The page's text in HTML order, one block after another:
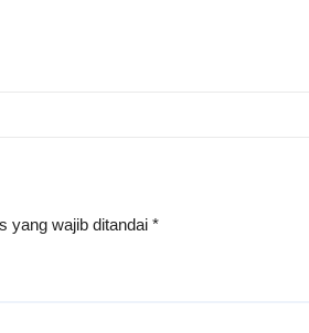
yang wajib ditandai *